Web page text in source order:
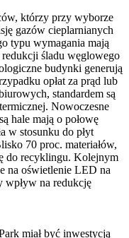
którzy przy wyborze
gazów cieplarnianych
typu wymagania mają
śladu węglowego
budynki generują
opłat za prąd lub
standardem są
Nowoczesne
hale mają o połowę
w stosunku do płyt
70 proc. materiałów,
do recyklingu. Kolejnym
na oświetlenie LED na
wpływ na redukcję
miał być inwestycją